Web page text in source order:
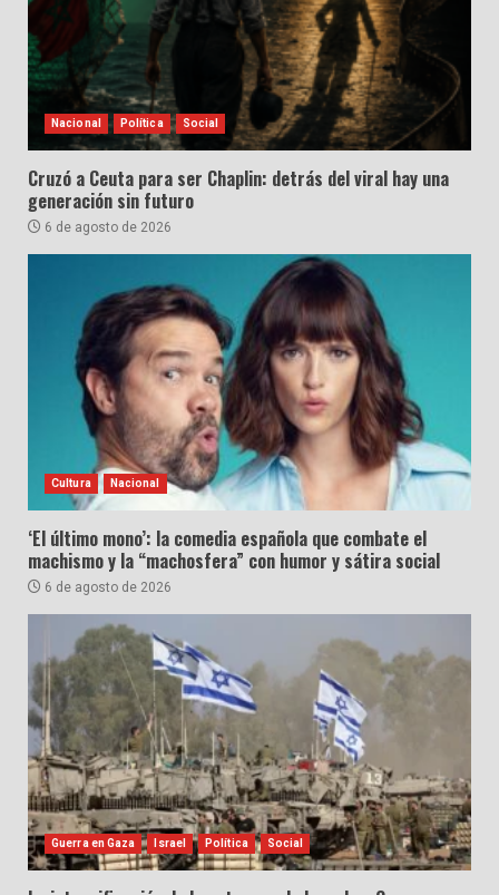
Nacional Política Social
Cruzó a Ceuta para ser Chaplin: detrás del viral hay una
generación sin futuro
6 de agosto de 2026
Cultura Nacional
‘El último mono’: la comedia española que combate el
machismo y la “machosfera” con humor y sátira social
6 de agosto de 2026
Guerra en Gaza Israel Política Social